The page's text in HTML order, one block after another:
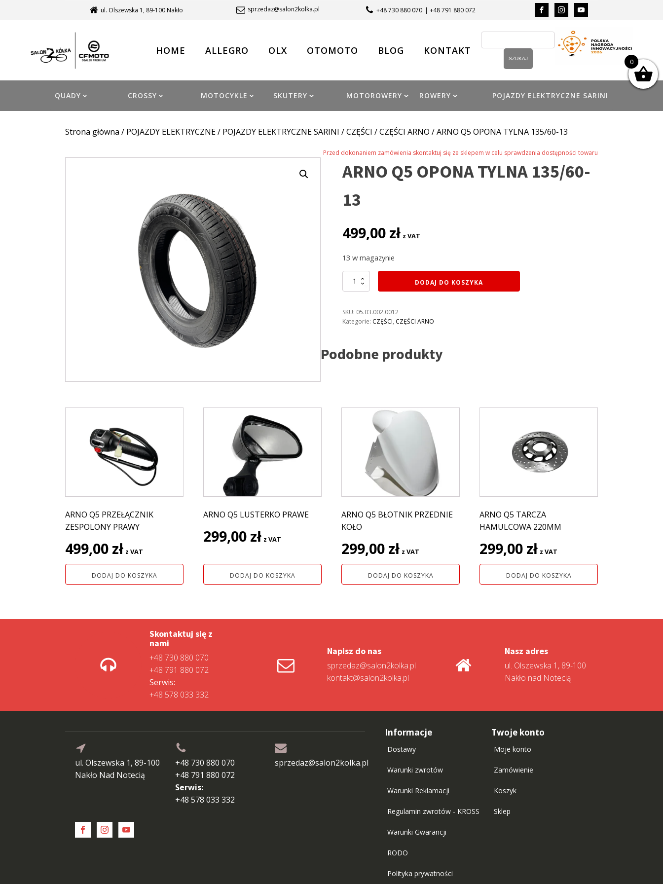
ul. Olszewska 1, 89-100 Nakło sprzedaz@salon2kolka.pl +48 730 880 070 | +48 791 880 072
HOME ALLEGRO OLX OTOMOTO BLOG KONTAKT
QUADY CROSSY MOTOCYKLE SKUTERY MOTOROWERY ROWERY POJAZDY ELEKTRYCZNE SARINI
Strona główna / POJAZDY ELEKTRYCZNE/ POJAZDY ELEKTRYCZNE SARINI /CZĘŚCI /CZĘŚCI ARNO / ARNO Q5 OPONA TYLNA 135/60-13
Przed dokonaniem zamówienia skontaktuj się ze sklepem w celu sprawdzenia dostępności towaru
ARNO Q5 OPONA TYLNA 135/60-
13
499,00 zł z VAT
13 w magazynie
ilość
ARNO
TYLNA
135/60-
DODAJ DO KOSZYKA
SKU: 05.03.002.0012
Kategorie: CZĘŚCI, CZĘŚCI ARNO
Podobne produkty
ARNO Q5 PRZEŁĄCZNIK
ZESPOLONY PRAWY
499,00 zł z VAT
DODAJ DO KOSZYKA
ARNO Q5 LUSTERKO PRAWE
299,00 zł z VAT
DODAJ DO KOSZYKA
ARNO Q5 BŁOTNIK PRZEDNIE
KOŁO
299,00 zł z VAT
DODAJ DO KOSZYKA
ARNO Q5 TARCZA
HAMULCOWA 220MM
299,00 zł z VAT
DODAJ DO KOSZYKA
Skontaktuj się z
nami
+48 730 880 070
+48 791 880 072
Serwis:
+48 578 033 332
Napisz do nas
sprzedaz@salon2kolka.pl
kontakt@salon2kolka.pl
Nasz adres
ul. Olszewska 1, 89-100
Nakło nad Notecią
ul. Olszewska 1, 89-100
Nakło Nad Notecią
+48 730 880 070
+48 791 880 072
Serwis:
+48 578 033 332
sprzedaz@salon2kolka.pl
Informacje
Dostawy
Warunki zwrotów
Warunki Reklamacji
Regulamin zwrotów - KROSS
Warunki Gwarancji
RODO
Polityka prywatności
Twoje konto
Moje konto
Zamówienie
Koszyk
Sklep
0